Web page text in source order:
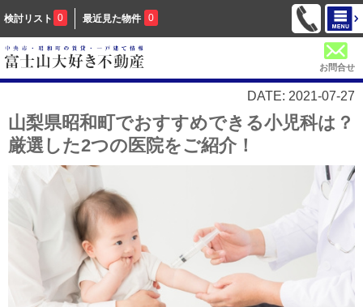
検討リスト 0 最近見た物件 0
お問合せ
DATE: 2021-07-27
山梨県昭和町でおすすめできる小児科は？
厳選した2つの医院をご紹介！